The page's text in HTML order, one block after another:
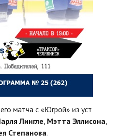
матча с «Югрой» из уст
Лингле Мэтта Эллисона
Степанова.